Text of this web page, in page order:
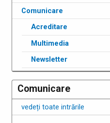
Comunicare
Acreditare
Multimedia
Newsletter
Comunicare
vedeți toate intrările